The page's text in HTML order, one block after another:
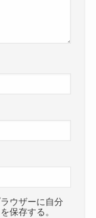
ウザーに自分
保存する。